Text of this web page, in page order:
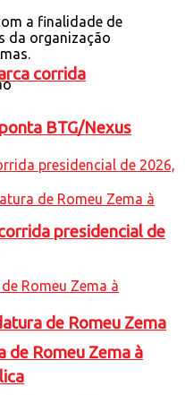
corrida
BTG/Nexus
de Romeu Zema
a finalidade de
da organização
presidencial de
de Romeu Zema à